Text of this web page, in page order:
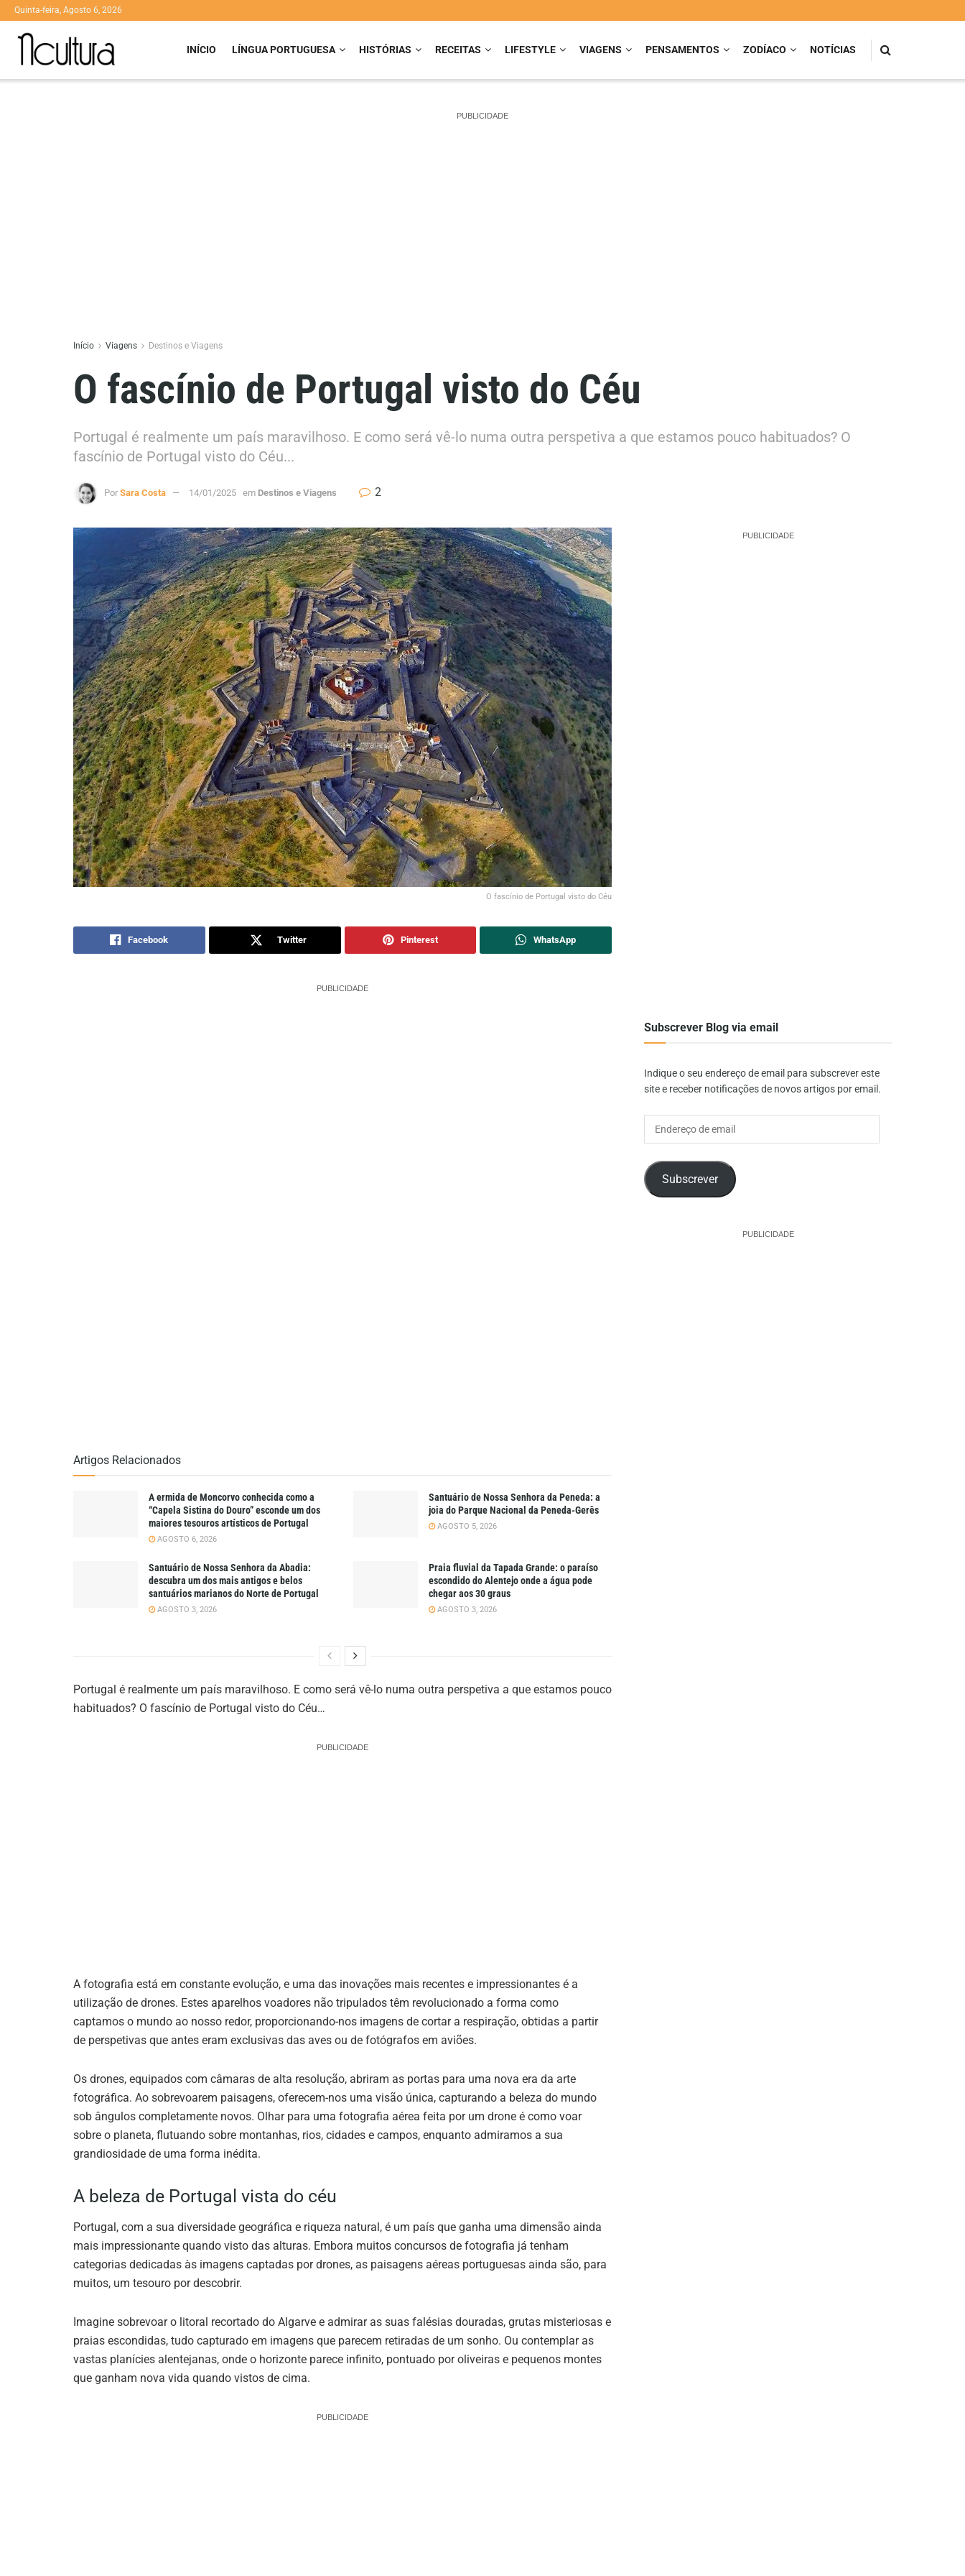
Quinta-feira, Agosto 6, 2026
INÍCIO LÍNGUA PORTUGUESA HISTÓRIAS RECEITAS LIFESTYLE VIAGENS PENSAMENTOS ZODÍACO NOTÍCIAS
PUBLICIDADE
Início Viagens Destinos e Viagens
O fascínio de Portugal visto do Céu
Portugal é realmente um país maravilhoso. E como será vê-lo numa outra perspetiva a que estamos pouco habituados? O
fascínio de Portugal visto do Céu...
Por Sara Costa 14/01/2025 em Destinos e Viagens 2
O fascínio de Portugal visto do Céu
Facebook Twitter Pinterest WhatsApp
PUBLICIDADE
Artigos Relacionados
A ermida de Moncorvo conhecida como a
“Capela Sistina do Douro” esconde um dos
maiores tesouros artísticos de Portugal
AGOSTO 6, 2026
Santuário de Nossa Senhora da Peneda: a
joia do Parque Nacional da Peneda-Gerês
AGOSTO 5, 2026
Santuário de Nossa Senhora da Abadia:
descubra um dos mais antigos e belos
santuários marianos do Norte de Portugal
AGOSTO 3, 2026
Praia fluvial da Tapada Grande: o paraíso
escondido do Alentejo onde a água pode
chegar aos 30 graus
AGOSTO 3, 2026
Portugal é realmente um país maravilhoso. E como será vê-lo numa outra perspetiva a que estamos pouco
habituados? O fascínio de Portugal visto do Céu…
PUBLICIDADE
A fotografia está em constante evolução, e uma das inovações mais recentes e impressionantes é a
utilização de drones. Estes aparelhos voadores não tripulados têm revolucionado a forma como
captamos o mundo ao nosso redor, proporcionando-nos imagens de cortar a respiração, obtidas a partir
de perspetivas que antes eram exclusivas das aves ou de fotógrafos em aviões.
Os drones, equipados com câmaras de alta resolução, abriram as portas para uma nova era da arte
fotográfica. Ao sobrevoarem paisagens, oferecem-nos uma visão única, capturando a beleza do mundo
sob ângulos completamente novos. Olhar para uma fotografia aérea feita por um drone é como voar
sobre o planeta, flutuando sobre montanhas, rios, cidades e campos, enquanto admiramos a sua
grandiosidade de uma forma inédita.
A beleza de Portugal vista do céu
Portugal, com a sua diversidade geográfica e riqueza natural, é um país que ganha uma dimensão ainda
mais impressionante quando visto das alturas. Embora muitos concursos de fotografia já tenham
categorias dedicadas às imagens captadas por drones, as paisagens aéreas portuguesas ainda são, para
muitos, um tesouro por descobrir.
Imagine sobrevoar o litoral recortado do Algarve e admirar as suas falésias douradas, grutas misteriosas e
praias escondidas, tudo capturado em imagens que parecem retiradas de um sonho. Ou contemplar as
vastas planícies alentejanas, onde o horizonte parece infinito, pontuado por oliveiras e pequenos montes
que ganham nova vida quando vistos de cima.
PUBLICIDADE
PUBLICIDADE
Subscrever Blog via email
Indique o seu endereço de email para subscrever este
site e receber notificações de novos artigos por email.
Subscrever
PUBLICIDADE